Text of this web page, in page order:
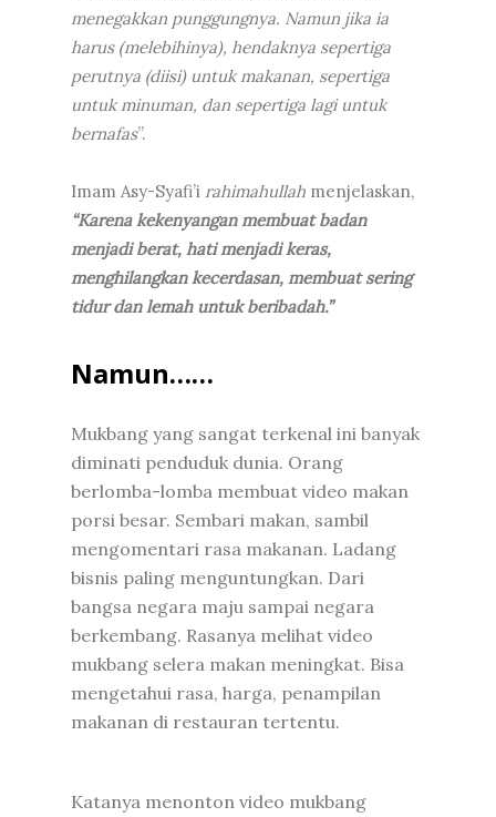
menegakkan punggungnya. Namun jika ia
harus (melebihinya), hendaknya sepertiga
perutnya (diisi) untuk makanan, sepertiga
untuk minuman, dan sepertiga lagi untuk
bernafas”.
Imam Asy-Syafi’i rahimahullah menjelaskan,
“Karena kekenyangan membuat badan
menjadi berat, hati menjadi keras,
menghilangkan kecerdasan, membuat sering
tidur dan lemah untuk beribadah.”
Namun……
Mukbang yang sangat terkenal ini banyak
diminati penduduk dunia. Orang
berlomba-lomba membuat video makan
porsi besar. Sembari makan, sambil
mengomentari rasa makanan. Ladang
bisnis paling menguntungkan. Dari
bangsa negara maju sampai negara
berkembang. Rasanya melihat video
mukbang selera makan meningkat. Bisa
mengetahui rasa, harga, penampilan
makanan di restauran tertentu.
Katanya menonton video mukbang